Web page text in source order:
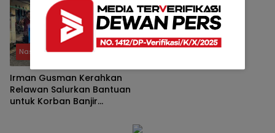
Nasional
Irman Gusman Kerahkan
Relawan Salurkan Bantuan
untuk Korban Banjir